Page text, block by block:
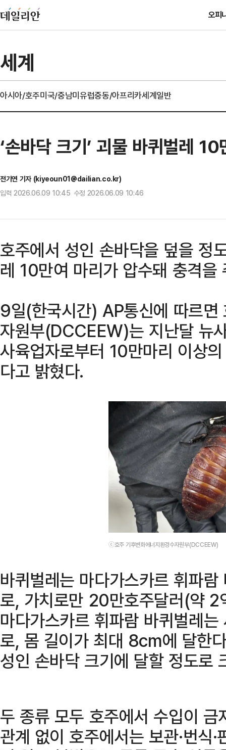
오피
세계
아시아/호주미국/중남미유럽중동/아프리카세계일반
‘손바닥 크기’ 괴물 바퀴벌레
전기연 기자 (kiyeoun01@dailian.co.kr)
입력 2026.06.09 10:45 수정 2026.06.09 10:46
호주에서 성인 손바닥을 덮을 정
레 10만여 마리가 압수돼 충격을
9일(한국시간) AP통신에 따르면
자원부(DCCEEW)는 지난달 뉴
사육업자로부터 10만마리 이상
다고 밝혔다.
ⓒ호주 기후변화에너지환경수자원부(DCCEEW)
바퀴벌레는 마다가스카르 휘파
로, 가치로만 20만호주달러(약
마다가스카르 휘파람 바퀴벌레
로, 몸 길이가 최대 8cm에 달한
성인 손바닥 크기에 달할 정도로
두 종류 모두 호주에서 수입이
관계 없이 호주에서는 보관·번식